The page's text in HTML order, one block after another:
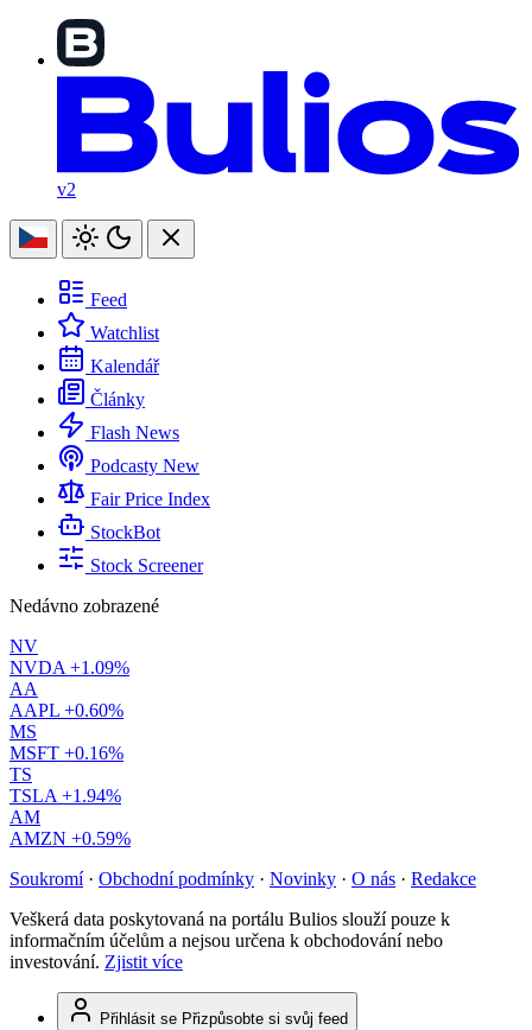
v2
Feed
Watchlist
Kalendář
Články
Flash News
Podcasty New
Fair Price Index
StockBot
Stock Screener
Nedávno zobrazené
NV
NVDA +1.09%
AA
AAPL +0.60%
MS
MSFT +0.16%
TS
TSLA +1.94%
AM
AMZN +0.59%
Soukromí · Obchodní podmínky · Novinky · O nás · Redakce
Veškerá data poskytovaná na portálu Bulios slouží pouze k
informačním účelům a nejsou určena k obchodování nebo
investování. Zjistit více
Přihlásit se Přizpůsobte si svůj feed